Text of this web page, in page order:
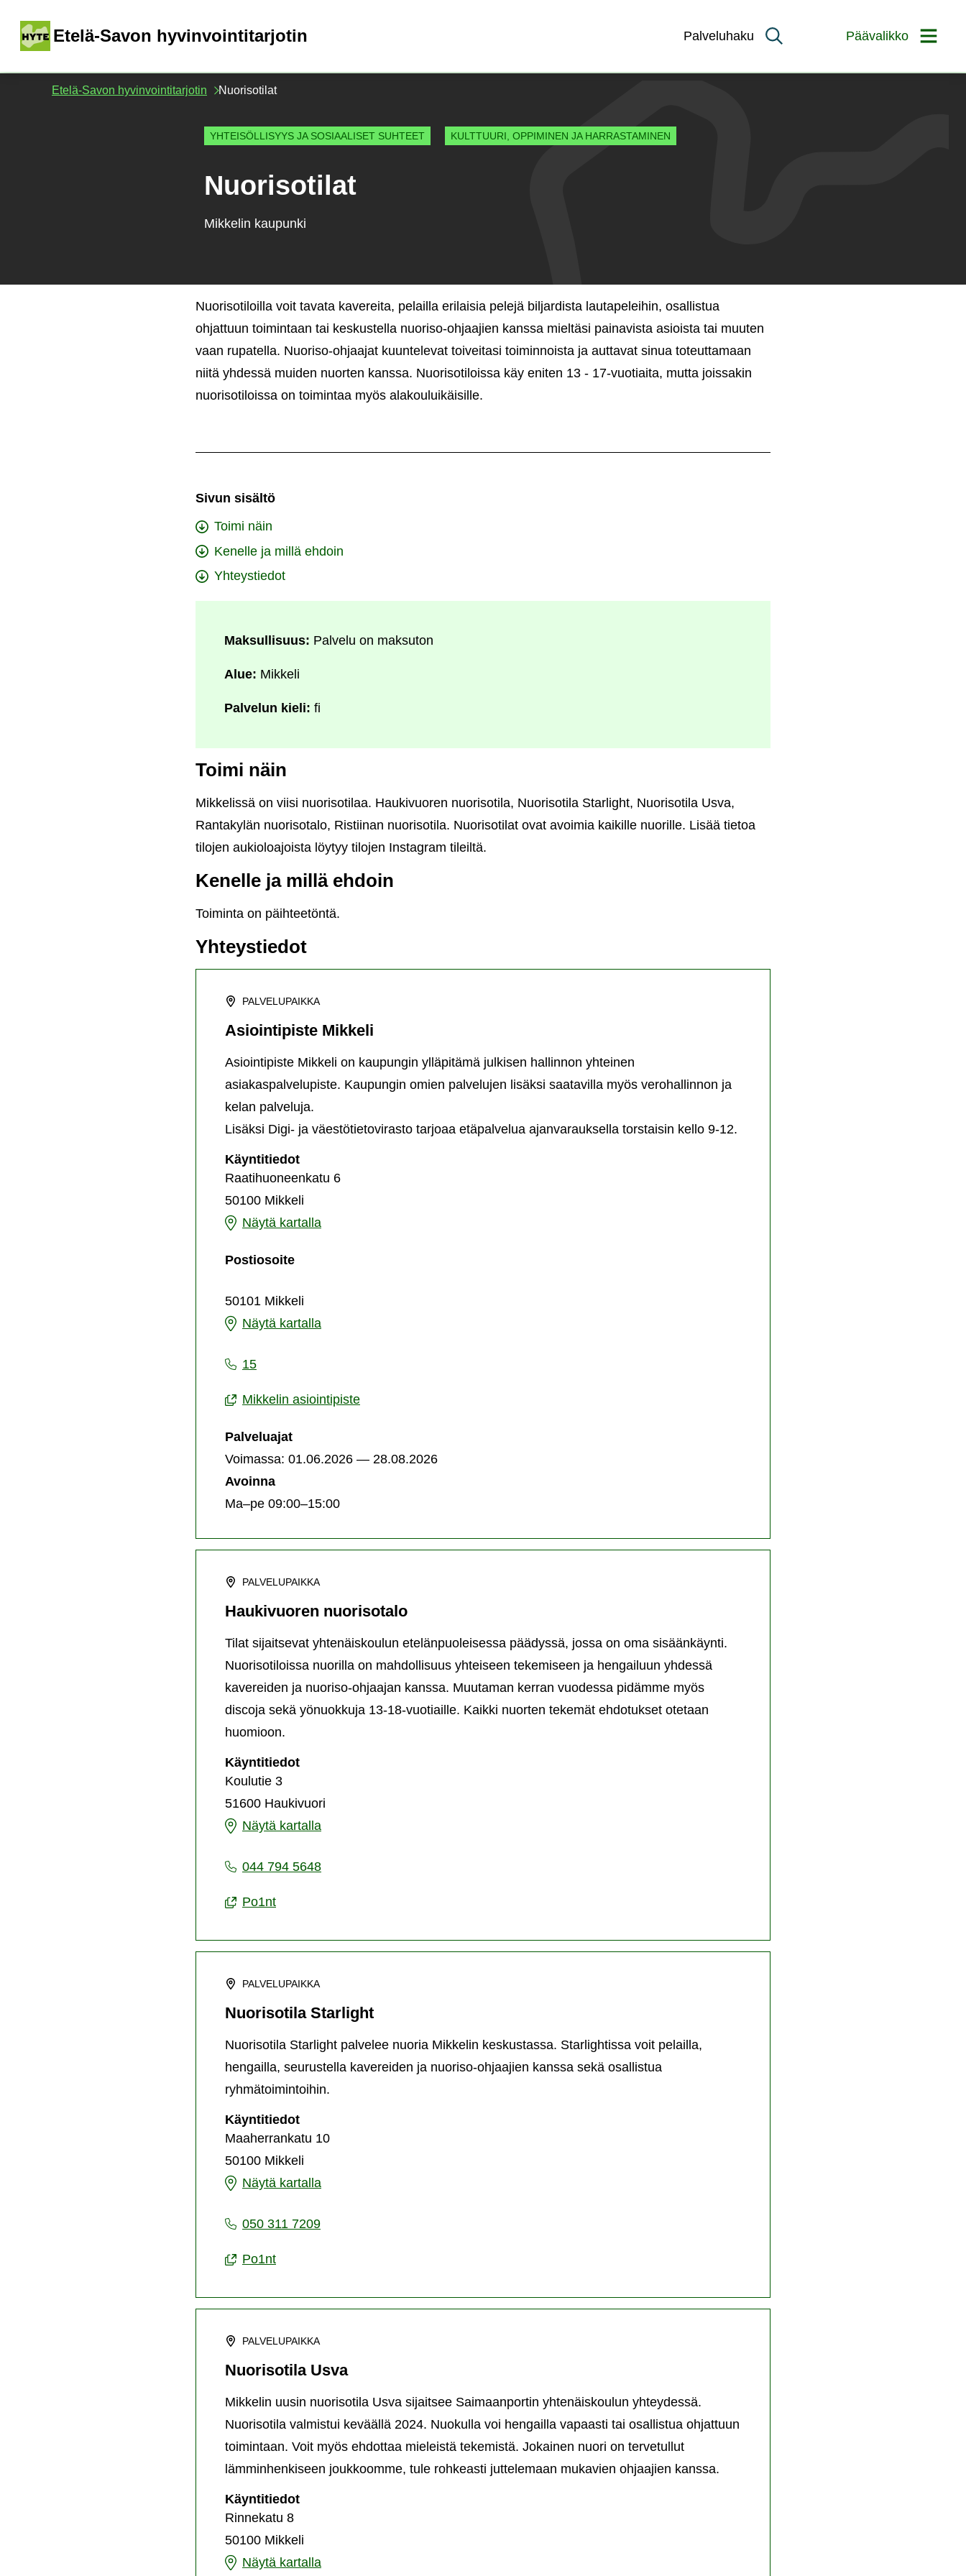
sisältöön
Etelä-Savon hyvinvointitarjotin Palveluhaku Päävalikko
Etelä-Savon hyvinvointitarjotin Nuorisotilat
YHTEISÖLLISYYS JA SOSIAALISET SUHTEET KULTTUURI, OPPIMINEN JA HARRASTAMINEN
Nuorisotilat
Mikkelin kaupunki
Nuorisotiloilla voit tavata kavereita, pelailla erilaisia pelejä biljardista lautapeleihin, osallistua
ohjattuun toimintaan tai keskustella nuoriso-ohjaajien kanssa mieltäsi painavista asioista tai muuten
vaan rupatella. Nuoriso-ohjaajat kuuntelevat toiveitasi toiminnoista ja auttavat sinua toteuttamaan
niitä yhdessä muiden nuorten kanssa. Nuorisotiloissa käy eniten 13 - 17-vuotiaita, mutta joissakin
nuorisotiloissa on toimintaa myös alakouluikäisille.
Sivun sisältö
Toimi näin
Kenelle ja millä ehdoin
Yhteystiedot
Maksullisuus: Palvelu on maksuton
Alue: Mikkeli
Palvelun kieli: fi
Toimi näin
Mikkelissä on viisi nuorisotilaa. Haukivuoren nuorisotila, Nuorisotila Starlight, Nuorisotila Usva,
Rantakylän nuorisotalo, Ristiinan nuorisotila. Nuorisotilat ovat avoimia kaikille nuorille. Lisää tietoa
tilojen aukioloajoista löytyy tilojen Instagram tileiltä.
Kenelle ja millä ehdoin
Toiminta on päihteetöntä.
Yhteystiedot
PALVELUPAIKKA
Asiointipiste Mikkeli
Asiointipiste Mikkeli on kaupungin ylläpitämä julkisen hallinnon yhteinen
asiakaspalvelupiste. Kaupungin omien palvelujen lisäksi saatavilla myös verohallinnon ja
kelan palveluja.
Lisäksi Digi- ja väestötietovirasto tarjoaa etäpalvelua ajanvarauksella torstaisin kello 9-12.
KäyntitiedotAsiointipiste
Mikkeli
Raatihuoneenkatu 6
50100 Mikkeli
Näytä kartalla
Asiointipiste
PostiosoiteAsiointipiste
50101 Mikkeli
Näytä kartalla
Asiointipiste
15
Mikkelin asiointipiste
Palveluajat
Voimassa: 01.06.2026 — 28.08.2026
Avoinna
Ma–pe 09:00–15:00
PALVELUPAIKKA
Haukivuoren nuorisotalo
Tilat sijaitsevat yhtenäiskoulun etelänpuoleisessa päädyssä, jossa on oma sisäänkäynti.
Nuorisotiloissa nuorilla on mahdollisuus yhteiseen tekemiseen ja hengailuun yhdessä
kavereiden ja nuoriso-ohjaajan kanssa. Muutaman kerran vuodessa pidämme myös
discoja sekä yönuokkuja 13-18-vuotiaille. Kaikki nuorten tekemät ehdotukset otetaan
huomioon.
KäyntitiedotHaukivuoren
Koulutie 3
51600 Haukivuori
Näytä kartalla
Haukivuoren
044 794 5648
Po1nt
PALVELUPAIKKA
Nuorisotila Starlight
Nuorisotila Starlight palvelee nuoria Mikkelin keskustassa. Starlightissa voit pelailla,
hengailla, seurustella kavereiden ja nuoriso-ohjaajien kanssa sekä osallistua
ryhmätoimintoihin.
KäyntitiedotNuorisotila
Starlight
Maaherrankatu 10
50100 Mikkeli
Näytä kartalla
Nuorisotila
050 311 7209
Po1nt
PALVELUPAIKKA
Nuorisotila Usva
Mikkelin uusin nuorisotila Usva sijaitsee Saimaanportin yhtenäiskoulun yhteydessä.
Nuorisotila valmistui keväällä 2024. Nuokulla voi hengailla vapaasti tai osallistua ohjattuun
toimintaan. Voit myös ehdottaa mieleistä tekemistä. Jokainen nuori on tervetullut
lämminhenkiseen joukkoomme, tule rohkeasti juttelemaan mukavien ohjaajien kanssa.
KäyntitiedotNuorisotila
Rinnekatu 8
50100 Mikkeli
Näytä kartalla
Nuorisotila